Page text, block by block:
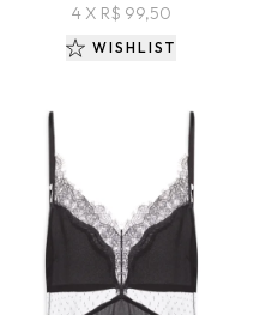
4 X R$ 99,50
WISHLIST